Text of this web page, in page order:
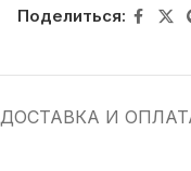
Поделиться:
ДОСТАВКА И